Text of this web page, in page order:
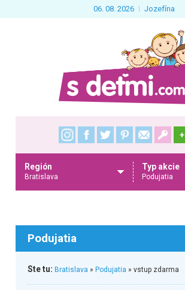
06. 08. 2026 Jozefína
+
Región
Bratislava
Typ akcie
Podujatia
Podujatia
Ste tu: Bratislava » Podujatia » vstup zdarma